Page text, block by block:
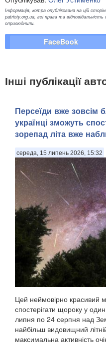
Інформація, котра опублікована на цій
patrioty.org.ua, всі права та
оприлюднили.
FaceBook
Інші публікації
Персеїди вже зовсім
українці зможуть
зорепад літа вже
середа, 15 липень 2026, 15:32
Цей неймовірно красивий
спостерігати щороку у
липня по 24 серпня над
найбільш видовищний
максимальна активність